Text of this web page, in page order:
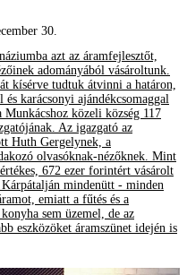
30.
azt az áramfejlesztőt,
adományából vásároltunk.
kísérve tudtuk átvinni a határon,
karácsonyi ajándékcsomaggal
közeli község 117
Az igazgató az
Huth Gergelynek, a
olvasóknak-nézőknek. Mint
672 ezer forintért vásárolt
mindenütt - minden
emiatt a fűtés és a
sem üzemel, de az
eszközöket áramszünet idején is